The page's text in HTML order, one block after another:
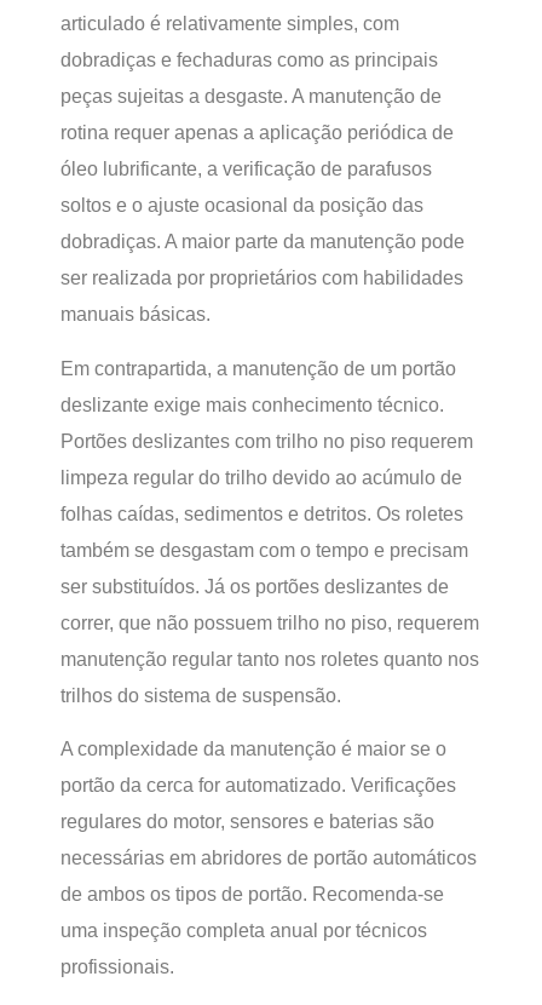
articulado é relativamente simples, com
dobradiças e fechaduras como as principais
peças sujeitas a desgaste. A manutenção de
rotina requer apenas a aplicação periódica de
óleo lubrificante, a verificação de parafusos
soltos e o ajuste ocasional da posição das
dobradiças. A maior parte da manutenção pode
ser realizada por proprietários com habilidades
manuais básicas.
Em contrapartida, a manutenção de um portão
deslizante exige mais conhecimento técnico.
Portões deslizantes com trilho no piso requerem
limpeza regular do trilho devido ao acúmulo de
folhas caídas, sedimentos e detritos. Os roletes
também se desgastam com o tempo e precisam
ser substituídos. Já os portões deslizantes de
correr, que não possuem trilho no piso, requerem
manutenção regular tanto nos roletes quanto nos
trilhos do sistema de suspensão.
A complexidade da manutenção é maior se o
portão da cerca for automatizado. Verificações
regulares do motor, sensores e baterias são
necessárias em abridores de portão automáticos
de ambos os tipos de portão. Recomenda-se
uma inspeção completa anual por técnicos
profissionais.